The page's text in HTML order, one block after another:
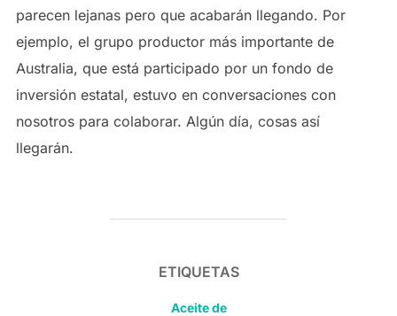
parecen lejanas pero que acabarán llegando. Por
ejemplo, el grupo productor más importante de
Australia, que está participado por un fondo de
inversión estatal, estuvo en conversaciones con
nosotros para colaborar. Algún día, cosas así
llegarán.
ETIQUETAS
Aceite de